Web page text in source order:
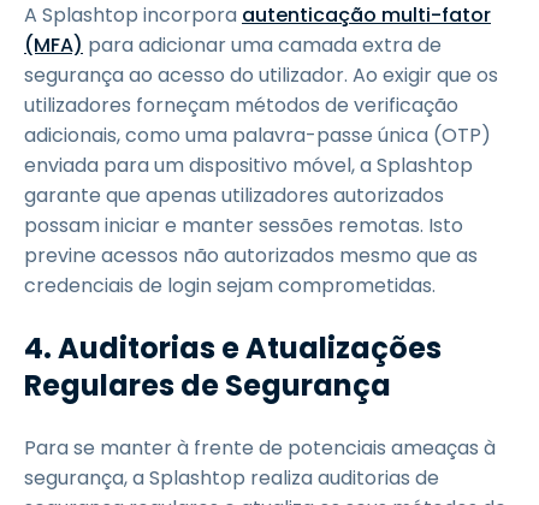
A Splashtop incorpora autenticação multi-fator
(MFA) para adicionar uma camada extra de
segurança ao acesso do utilizador. Ao exigir que os
utilizadores forneçam métodos de verificação
adicionais, como uma palavra-passe única (OTP)
enviada para um dispositivo móvel, a Splashtop
garante que apenas utilizadores autorizados
possam iniciar e manter sessões remotas. Isto
previne acessos não autorizados mesmo que as
credenciais de login sejam comprometidas.
4. Auditorias e Atualizações
Regulares de Segurança
Para se manter à frente de potenciais ameaças à
segurança, a Splashtop realiza auditorias de